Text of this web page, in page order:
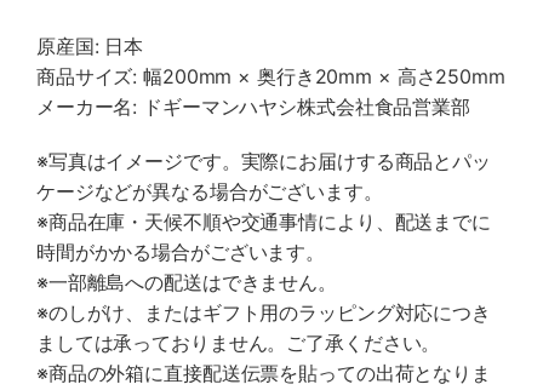
原産国: 日本
商品サイズ: 幅200mm × 奥行き20mm × 高さ250mm
メーカー名: ドギーマンハヤシ株式会社食品営業部
※写真はイメージです。実際にお届けする商品とパッ
ケージなどが異なる場合がございます。
※商品在庫・天候不順や交通事情により、配送までに
時間がかかる場合がございます。
※一部離島への配送はできません。
※のしがけ、またはギフト用のラッピング対応につき
ましては承っておりません。ご了承ください。
※商品の外箱に直接配送伝票を貼っての出荷となりま